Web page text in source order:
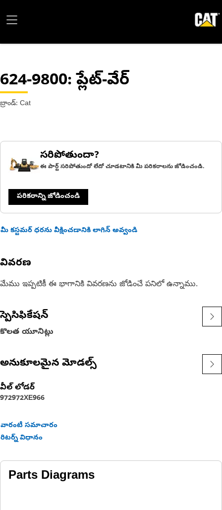
624-9800: ప్లేట్-వేర్
బ్రాండ్: Cat
సరిపోతుందా?
ఈ పార్ట్ సరిపోతుందో లేదో చూడటానికి మీ పరికరాలను జోడించండి.
పరికరాన్ని జోడించండి
మీ కస్టమర్ ధరను వీక్షించడానికి లాగిన్ అవ్వండి
వివరణ
మేము ఇప్పటికీ ఈ భాగానికి వివరణను జోడించే పనిలో ఉన్నాము.
స్పెసిఫికేషన్
కొలత యూనిట్లు
అనుకూలమైన మోడల్స్
వీల్ లోడర్
972972XE966
వారంటీ సమాచారం
రిటర్న్ విధానం
Parts Diagrams